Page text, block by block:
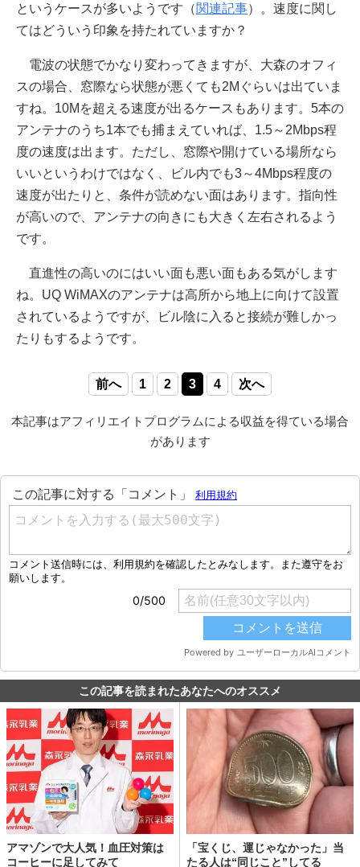
というケースが多いようです（関連記事）。速度に関し
てはどういう印象を持たれていますか？
電波の状態でかなり変わってきますが、大森のオフィ
スの場合、窓際なら状態が悪くても2Mぐらいは出ていま
すね。10Mを超える速度が出るケースもあります。5本の
アンテナのうち1本でも捕まえていれば、1.5～2Mbps程
度の速度は出ます。ただし、窓際や開けている場所なら
いいというわけではなく、ビル内でも3～4Mbps程度の
速度が出たりと、条件が読めない面はあります。指向性
が高いので、アンテナの向きにも大きく左右されるよう
です。
直進性の高いのにはいい面も悪い面もある気がします
ね。UQ WiMAXのアンテナは高所から地上に向けて設置
されているようですが、ビル陰に入ると接続が難しかっ
たりもするようです。
前へ 1 2 3 4 次へ
本記事はアフィリエイトプログラムによる収益を得ている場合
があります
この記事を読まれたあなたへのオススメ
アマゾンで大人気！血圧対策は
コーヒーに足してみて
「宝くじ、運じゃなかった」当
たる人は“同じこと”してる